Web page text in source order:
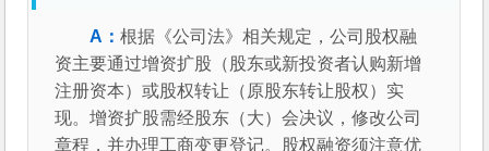
根据《公司法》相关规定，公司股权融
资主要通过增资扩股（股东或新投资者认购新增
注册资本）或股权转让（原股东转让股权）实
现。增资扩股需经股东（大）会决议，修改公司
章程，并办理工商变更登记。股权融资须注意优